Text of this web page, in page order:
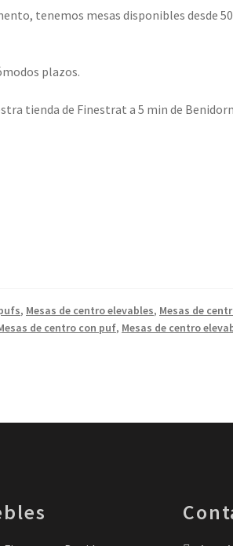
tenemos mesas disponibles desde
plazos.
tienda de Finestrat a 5 min de
, Mesas de centro elevables, Mesas de
de centro con puf, Mesas de centro